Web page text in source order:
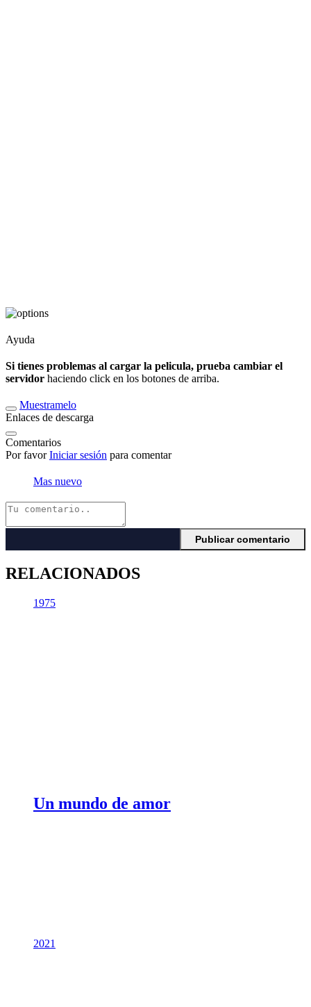
Ayuda
Si tienes problemas al cargar la pelicula, prueba cambiar el
servidor haciendo click en los botones de arriba.
Muestramelo
Enlaces de descarga
Comentarios
Por favorIniciar sesión para comentar
Mas nuevo
RELACIONADOS
1975
Un mundo de amor
2021